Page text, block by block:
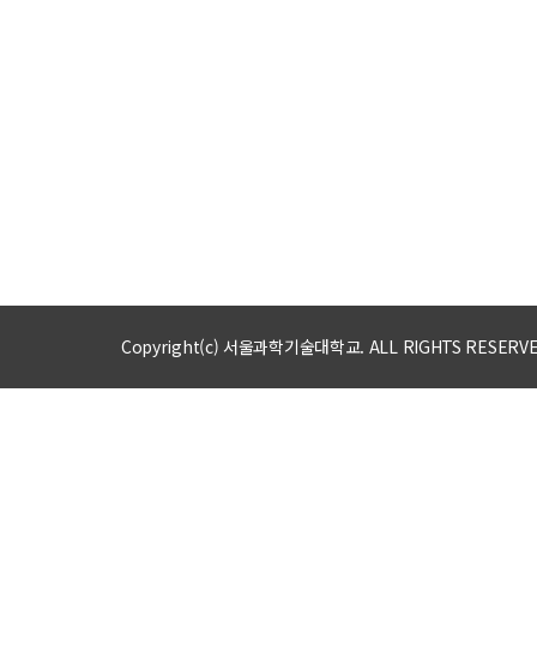
Copyright(c) 서울과학기술대학교. ALL RIGHTS